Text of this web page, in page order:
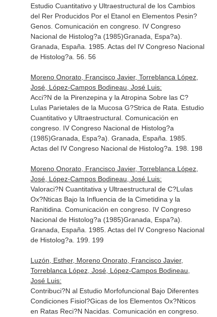
Estudio Cuantitativo y Ultraestructural de los Cambios
del Rer Producidos Por el Etanol en Elementos Pesin?
Genos. Comunicación en congreso. IV Congreso
Nacional de Histolog?a (1985)Granada, Espa?a).
Granada, España. 1985. Actas del IV Congreso Nacional
de Histolog?a. 56. 56
Moreno Onorato, Francisco Javier, Torreblanca López,
José, López-Campos Bodineau, José Luis:
Acci?N de la Pirenzepina y la Atropina Sobre las C?
Lulas Parietales de la Mucosa G?Strica de Rata. Estudio
Cuantitativo y Ultraestructural. Comunicación en
congreso. IV Congreso Nacional de Histolog?a
(1985)Granada, Espa?a). Granada, España. 1985.
Actas del IV Congreso Nacional de Histolog?a. 198. 198
Moreno Onorato, Francisco Javier, Torreblanca López,
José, López-Campos Bodineau, José Luis:
Valoraci?N Cuantitativa y Ultraestructural de C?Lulas
Ox?Nticas Bajo la Influencia de la Cimetidina y la
Ranitidina. Comunicación en congreso. IV Congreso
Nacional de Histolog?a (1985)Granada, Espa?a).
Granada, España. 1985. Actas del IV Congreso Nacional
de Histolog?a. 199. 199
Luzón, Esther, Moreno Onorato, Francisco Javier,
Torreblanca López, José, López-Campos Bodineau,
José Luis:
Contribuci?N al Estudio Morfofuncional Bajo Diferentes
Condiciones Fisiol?Gicas de los Elementos Ox?Nticos
en Ratas Reci?N Nacidas. Comunicación en congreso.